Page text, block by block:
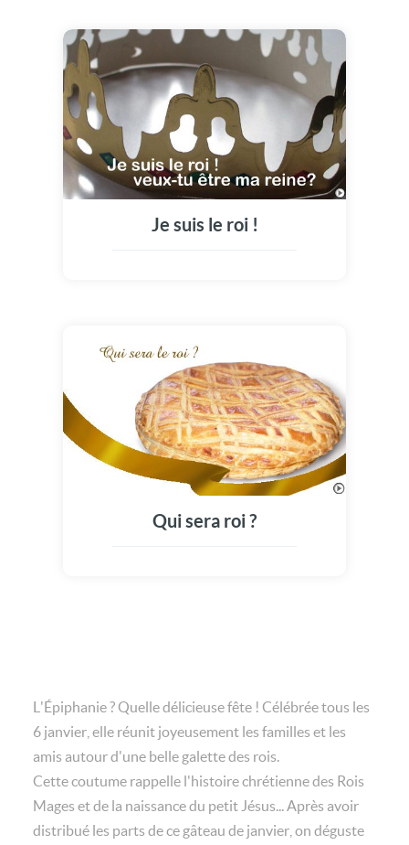
Je suis le roi !
Qui sera roi ?
L'Épiphanie ? Quelle délicieuse fête ! Célébrée tous les
6 janvier, elle réunit joyeusement les familles et les
amis autour d'une belle galette des rois.
Cette coutume rappelle l'histoire chrétienne des Rois
Mages et de la naissance du petit Jésus... Après avoir
distribué les parts de ce gâteau de janvier, on déguste